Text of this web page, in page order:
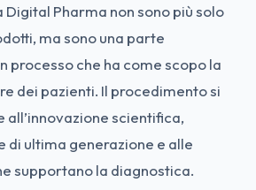
Pharma non sono più solo
ma sono una parte
processo che ha come scopo la
dei pazienti. Il procedimento si
all’innovazione scientifica,
di ultima generazione e alle
supportano la diagnostica.